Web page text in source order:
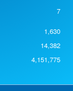
7
1,630
14,382
4,151,775